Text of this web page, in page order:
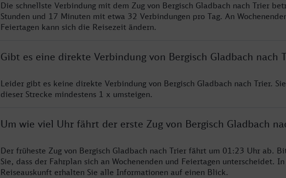
Die schnellste Verbindung mit dem Zug von Bergisch Gladbach nach Trier
Stunden und 17 Minuten mit etwa 32 Verbindungen pro Tag. An
Feiertagen kann sich die Reisezeit ändern.
Gibt es eine direkte Verbindung von Bergisch Gladbach nach
Leider gibt es keine direkte Verbindung von Bergisch Gladbach nach Trier.
dieser Strecke mindestens 1 x umsteigen.
Um wie viel Uhr fährt der erste Zug von Bergisch Gladbach
Der früheste Zug von Bergisch Gladbach nach Trier fährt um 01:23 Uhr ab.
Sie, dass der Fahrplan sich an Wochenenden und Feiertagen unterscheidet.
Reiseauskunft erhalten Sie alle Informationen auf einen Blick.